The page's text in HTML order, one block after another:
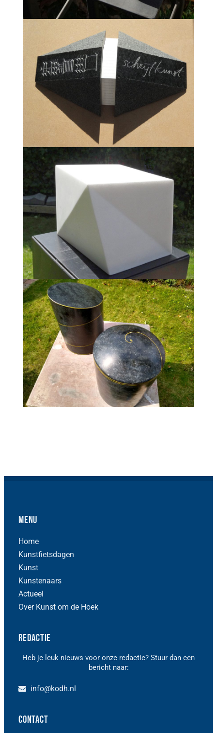
Menu
Home
Kunstfietsdagen
Kunst
Kunstenaars
Actueel
Over Kunst om de Hoek
Redactie
Heb je leuk nieuws voor onze redactie? Stuur dan een
bericht naar:
info@kodh.nl
Contact